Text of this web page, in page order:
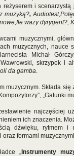
reżyserem i
muzyką?,
waży dyrygent?,
muzycznymi,
muzycznych, nauce
Michał
skrzypek i
da gamba.
muzycznym. Składa się
„Gatunki
najczęściej
ich znaczenia.
dźwięku, rytmem i
oraz formami
„ Instrumenty